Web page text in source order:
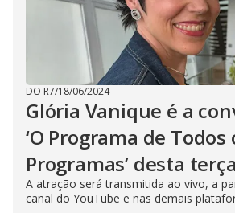
DO R7/18/06/2024
Glória Vanique é a
‘O Programa de Todos
Programas’ desta
A atração será transmitida ao vivo, a
canal do YouTube e nas demais